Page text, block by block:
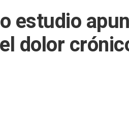
estudio
dolor